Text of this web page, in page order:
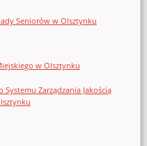
Seniorów w Olsztynku
w Olsztynku
Zarządzania Jakością